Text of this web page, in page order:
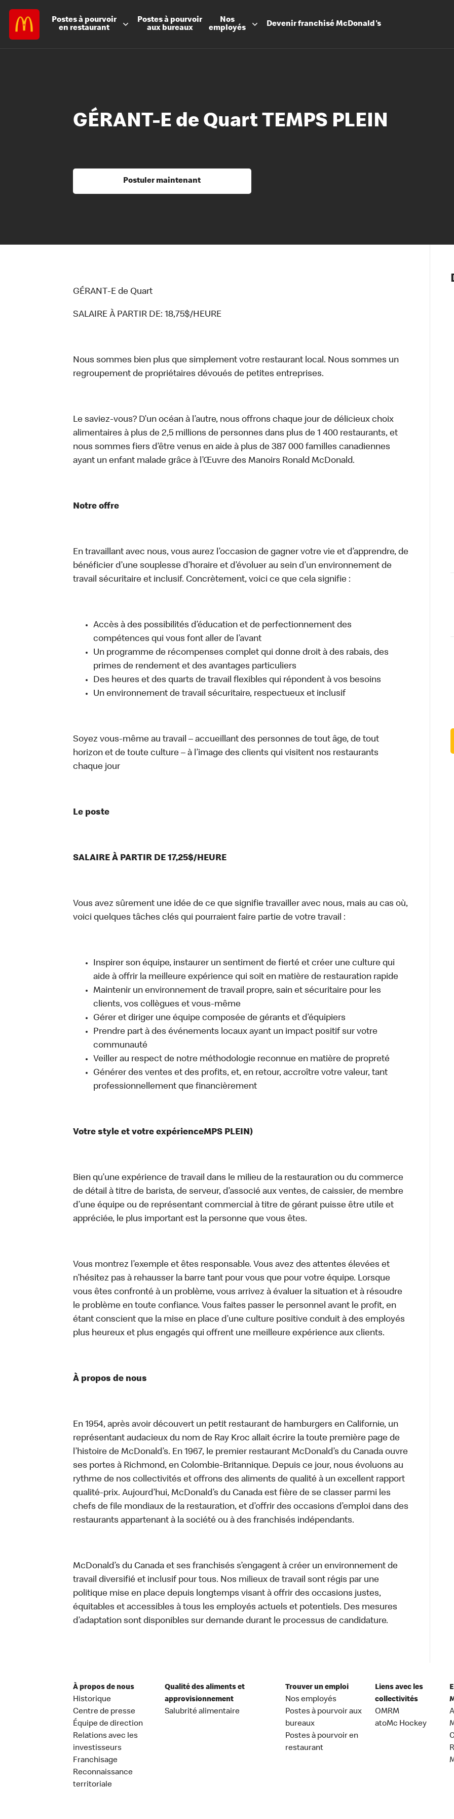
Postes à pourvoir
en restaurant
Postes à pourvoir
aux bureaux
Nos
employés
DevenirfranchiséMcDonald's
Les
Notre
Nos
Santé et
GÉRANT-E de Quart TEMPS PLEIN
Postuler maintenant
GÉRANT-E de Quart
SALAIRE À PARTIR DE: 18,75$/HEURE
Nous sommes bien plus que simplement votre restaurant local. Nous sommes un
regroupement de propriétaires dévoués de petites entreprises.
Le saviez-vous? D’un océan à l’autre, nous offrons chaque jour de délicieux choix
alimentaires à plus de 2,5 millions de personnes dans plus de 1 400 restaurants, et
nous sommes fiers d’être venus en aide à plus de 387 000 familles canadiennes
ayant un enfant malade grâce à l’Œuvre des Manoirs Ronald McDonald.
Notre offre
En travaillant avec nous, vous aurez l’occasion de gagner votre vie et d’apprendre, de
bénéficier d’une souplesse d’horaire et d’évoluer au sein d’un environnement de
travail sécuritaire et inclusif. Concrètement, voici ce que cela signifie :
Accès à des possibilités d’éducation et de perfectionnement des
compétences qui vous font aller de l’avant
Un programme de récompenses complet qui donne droit à des rabais, des
primes de rendement et des avantages particuliers
Des heures et des quarts de travail flexibles qui répondent à vos besoins
Un environnement de travail sécuritaire, respectueux et inclusif
Soyez vous-même au travail – accueillant des personnes de tout âge, de tout
horizon et de toute culture – à l’image des clients qui visitent nos restaurants
chaque jour
Le poste
SALAIRE À PARTIR DE 17,25$/HEURE
Vous avez sûrement une idée de ce que signifie travailler avec nous, mais au cas où,
voici quelques tâches clés qui pourraient faire partie de votre travail :
Inspirer son équipe, instaurer un sentiment de fierté et créer une culture qui
aide à offrir la meilleure expérience qui soit en matière de restauration rapide
Maintenir un environnement de travail propre, sain et sécuritaire pour les
clients, vos collègues et vous-même
Gérer et diriger une équipe composée de gérants et d’équipiers
Prendre part à des événements locaux ayant un impact positif sur votre
communauté
Veiller au respect de notre méthodologie reconnue en matière de propreté
Générer des ventes et des profits, et, en retour, accroître votre valeur, tant
professionnellement que financièrement
Votre style et votre expérienceMPS PLEIN)
Bien qu’une expérience de travail dans le milieu de la restauration ou du commerce
de détail à titre de barista, de serveur, d’associé aux ventes, de caissier, de membre
d’une équipe ou de représentant commercial à titre de gérant puisse être utile et
appréciée, le plus important est la personne que vous êtes.
Vous montrez l’exemple et êtes responsable. Vous avez des attentes élevées et
n’hésitez pas à rehausser la barre tant pour vous que pour votre équipe. Lorsque
vous êtes confronté à un problème, vous arrivez à évaluer la situation et à résoudre
le problème en toute confiance. Vous faites passer le personnel avant le profit, en
étant conscient que la mise en place d’une culture positive conduit à des employés
plus heureux et plus engagés qui offrent une meilleure expérience aux clients.
À propos de nous
En 1954, après avoir découvert un petit restaurant de hamburgers en Californie, un
représentant audacieux du nom de Ray Kroc allait écrire la toute première page de
l’histoire de McDonald’s. En 1967, le premier restaurant McDonald’s du Canada ouvre
ses portes à Richmond, en Colombie-Britannique. Depuis ce jour, nous évoluons au
rythme de nos collectivités et offrons des aliments de qualité à un excellent rapport
qualité-prix. Aujourd’hui, McDonald’s du Canada est fière de se classer parmi les
chefs de file mondiaux de la restauration, et d’offrir des occasions d’emploi dans des
restaurants appartenant à la société ou à des franchisés indépendants.
McDonald’s du Canada et ses franchisés s’engagent à créer un environnement de
travail diversifié et inclusif pour tous. Nos milieux de travail sont régis par une
politique mise en place depuis longtemps visant à offrir des occasions justes,
équitables et accessibles à tous les employés actuels et potentiels. Des mesures
d’adaptation sont disponibles sur demande durant le processus de candidature.
À propos de nous
Historique
Centre de presse
Équipe de direction
Relations avec les
investisseurs
Franchisage
Reconnaissance
territoriale
Qualité des aliments et
approvisionnement
Salubrité alimentaire
Trouver un emploi
Nos employés
Postes à pourvoir aux
bureaux
Postes à pourvoir en
restaurant
Liens avec les
collectivités
OMRM
atoMc Hockey